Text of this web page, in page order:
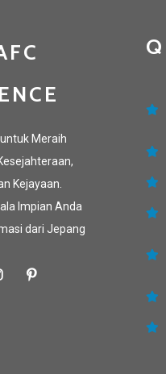
Meraih
Kejayaan.
Impian Anda
dari Jepang